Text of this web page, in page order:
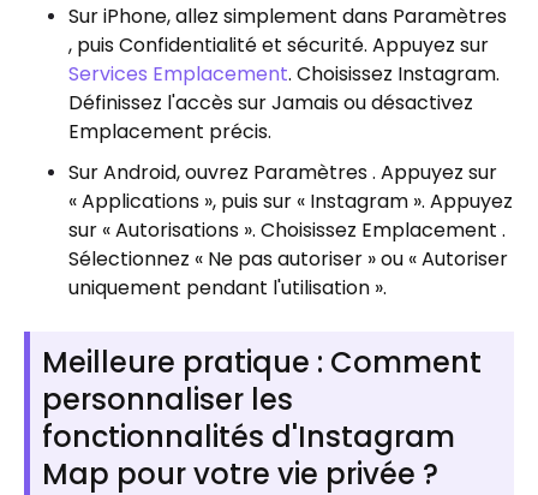
Sur iPhone, allez simplement dans Paramètres
, puis Confidentialité et sécurité. Appuyez sur
Services Emplacement. Choisissez Instagram.
Définissez l'accès sur Jamais ou désactivez
Emplacement précis.
Sur Android, ouvrez Paramètres . Appuyez sur
« Applications », puis sur « Instagram ». Appuyez
sur « Autorisations ». Choisissez Emplacement .
Sélectionnez « Ne pas autoriser » ou « Autoriser
uniquement pendant l'utilisation ».
Meilleure pratique : Comment
personnaliser les
fonctionnalités d'Instagram
Map pour votre vie privée ?